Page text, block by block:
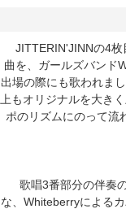
JITTERIN'JINNの4枚
曲を、ガールズバンド
出場の際にも歌われま
上もオリジナルを大き
ポのリズムにのって流
歌唱3番部分の伴奏
な、Whiteberryによる